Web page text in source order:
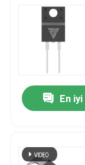
Bizimle İletişim
Haberler
Bir teklif
Silisyum
En